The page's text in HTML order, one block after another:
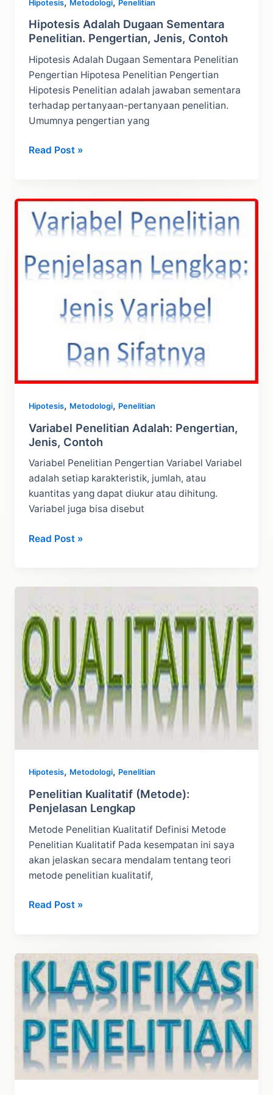
Hipotesis Metodologi Penelitian
Hipotesis Adalah Dugaan Sementara
Penelitian. Pengertian, Jenis, Contoh
Hipotesis Adalah Dugaan Sementara Penelitian
Pengertian Hipotesa Penelitian Pengertian
Hipotesis Penelitian adalah jawaban sementara
terhadap pertanyaan-pertanyaan penelitian.
Umumnya pengertian yang
Hipotesis
Penelitian.
Pengertian,
Contoh
Read Post »
Hipotesis, Metodologi, Penelitian
Variabel Penelitian Adalah: Pengertian,
Jenis, Contoh
Variabel Penelitian Pengertian Variabel Variabel
adalah setiap karakteristik, jumlah, atau
kuantitas yang dapat diukur atau dihitung.
Variabel juga bisa disebut
Variabel
Contoh
Read Post »
Hipotesis, Metodologi, Penelitian
Penelitian Kualitatif (Metode):
Penjelasan Lengkap
Metode Penelitian Kualitatif Definisi Metode
Penelitian Kualitatif Pada kesempatan ini saya
akan jelaskan secara mendalam tentang teori
metode penelitian kualitatif,
Penelitian
Lengkap
Read Post »